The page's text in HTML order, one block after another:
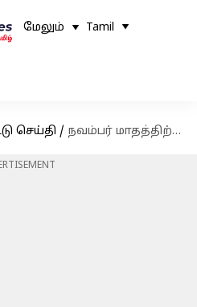
மேலும் Tamil
செய்தி / நவம்பர் மாதத்திற்கான ஐசிசியின் சிறந்த வீரர் விருதுக்கு ஜஸ்ப்ரீத் பும்ராவின் பெயர் பரிந்துரை; இரண்டாவது முறையாக விருதைப் பெறுவாரா?